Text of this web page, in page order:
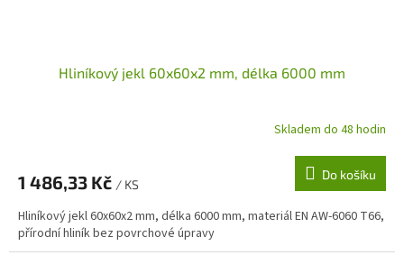
Hliníkový jekl 60x60x2 mm, délka 6000 mm
Skladem do 48 hodin
1 486,33 Kč / KS
Do košíku
Hliníkový jekl 60x60x2 mm, délka 6000 mm, materiál EN AW-6060 T66,
přírodní hliník bez povrchové úpravy